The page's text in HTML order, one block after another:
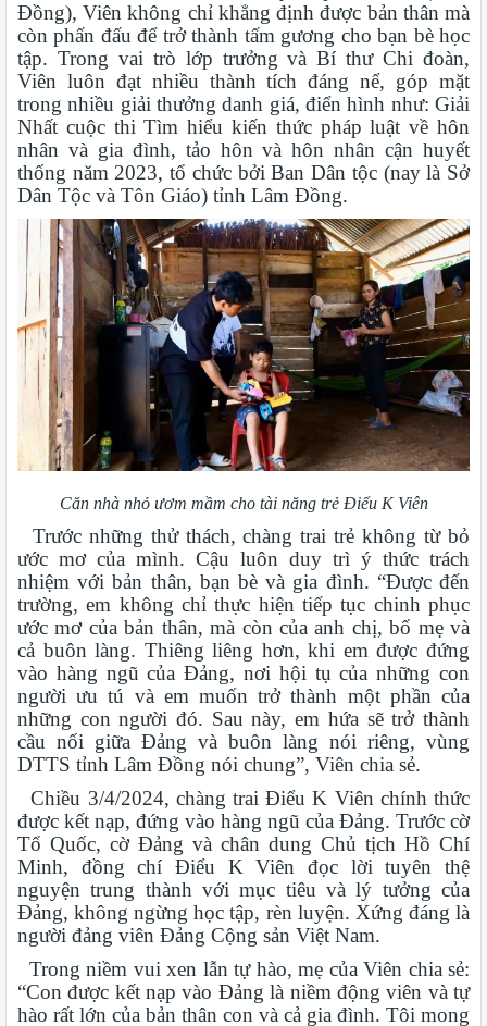
Đồng), Viên không chỉ khẳng định được bản thân mà
còn phấn đấu để trở thành tấm gương cho bạn bè học
tập. Trong vai trò lớp trưởng và Bí thư Chi đoàn,
Viên luôn đạt nhiều thành tích đáng nể, góp mặt
trong nhiều giải thưởng danh giá, điển hình như: Giải
Nhất cuộc thi Tìm hiểu kiến thức pháp luật về hôn
nhân và gia đình, tảo hôn và hôn nhân cận huyết
thống năm 2023, tổ chức bởi Ban Dân tộc (nay là Sở
Dân Tộc và Tôn Giáo) tỉnh Lâm Đồng.
Căn nhà nhỏ ươm mầm cho tài năng trẻ Điểu K Viên
Trước những thử thách, chàng trai trẻ không từ bỏ
ước mơ của mình. Cậu luôn duy trì ý thức trách
nhiệm với bản thân, bạn bè và gia đình. “Được đến
trường, em không chỉ thực hiện tiếp tục chinh phục
ước mơ của bản thân, mà còn của anh chị, bố mẹ và
cả buôn làng. Thiêng liêng hơn, khi em được đứng
vào hàng ngũ của Đảng, nơi hội tụ của những con
người ưu tú và em muốn trở thành một phần của
những con người đó. Sau này, em hứa sẽ trở thành
cầu nối giữa Đảng và buôn làng nói riêng, vùng
DTTS tỉnh Lâm Đồng nói chung”, Viên chia sẻ.
Chiều 3/4/2024, chàng trai Điểu K Viên chính thức
được kết nạp, đứng vào hàng ngũ của Đảng. Trước cờ
Tổ Quốc, cờ Đảng và chân dung Chủ tịch Hồ Chí
Minh, đồng chí Điểu K Viên đọc lời tuyên thệ
nguyện trung thành với mục tiêu và lý tưởng của
Đảng, không ngừng học tập, rèn luyện. Xứng đáng là
người đảng viên Đảng Cộng sản Việt Nam.
Trong niềm vui xen lẫn tự hào, mẹ của Viên chia sẻ:
“Con được kết nạp vào Đảng là niềm động viên và tự
hào rất lớn của bản thân con và cả gia đình. Tôi mong